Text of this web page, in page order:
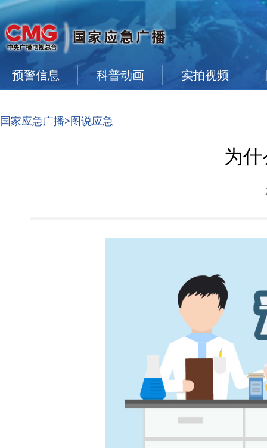
预警信息 科普动画 实拍视频
国家应急广播>图说应急
为